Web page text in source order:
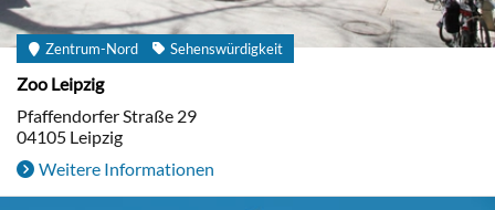
Zentrum-Nord Sehenswürdigkeit
Zoo Leipzig
Pfaffendorfer Straße 29
04105 Leipzig
Weitere Informationen